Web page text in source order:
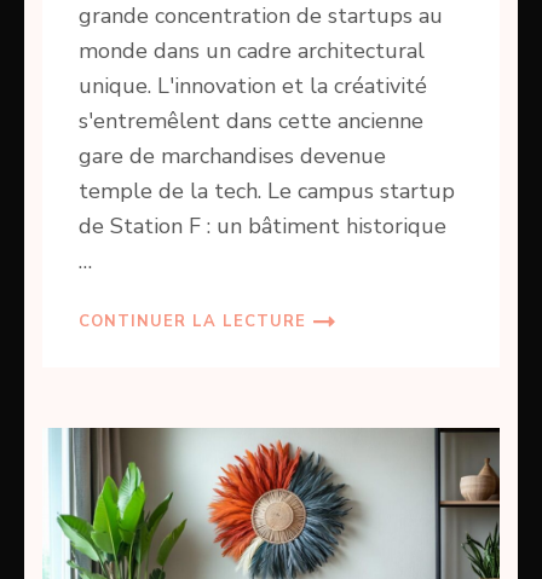
grande concentration de startups au
monde dans un cadre architectural
unique. L'innovation et la créativité
s'entremêlent dans cette ancienne
gare de marchandises devenue
temple de la tech. Le campus startup
de Station F : un bâtiment historique
…
CONTINUER LA LECTURE